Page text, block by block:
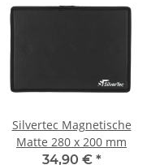
Silvertec Magnetische
Matte 280 x 200 mm
34,90 € *